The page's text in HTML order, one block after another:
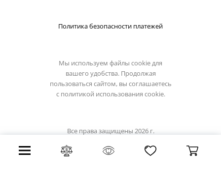
Политика безопасности платежей
Мы используем файлы cookie для
вашего удобства. Продолжая
пользоваться сайтом, вы соглашаетесь
с политикой использования cookie.
Все права защищены 2026 г.